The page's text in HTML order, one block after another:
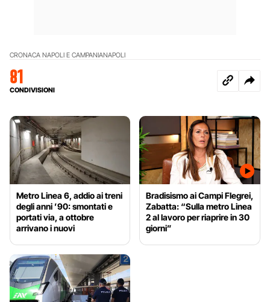
CRONACA NAPOLI E CAMPANIANAPOLI
81
CONDIVISIONI
Metro Linea 6, addio ai treni
degli anni ’90: smontati e
portati via, a ottobre
arrivano i nuovi
Bradisismo ai Campi Flegrei,
Zabatta: “Sulla metro Linea
2 al lavoro per riaprire in 30
giorni”